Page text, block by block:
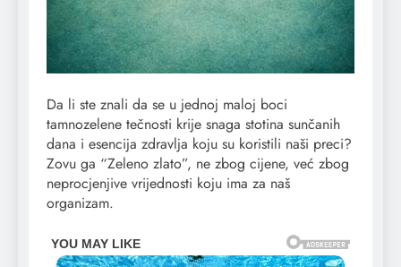
Da li ste znali da se u jednoj maloj boci
tamnozelene tečnosti krije snaga stotina sunčanih
dana i esencija zdravlja koju su koristili naši preci?
Zovu ga “Zeleno zlato”, ne zbog cijene, već zbog
neprocjenjive vrijednosti koju ima za naš
organizam.